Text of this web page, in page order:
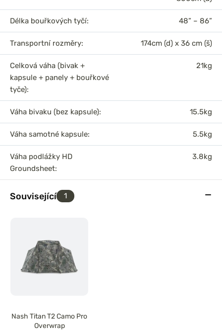
Délka bouřkových tyčí: 48” – 86”
Transportní rozměry: 174cm (d) x 36 cm (š)
Celková váha (bivak +
kapsule + panely + bouřkové
tyče):
21kg
Váha bivaku (bez kapsule): 15.5kg
Váha samotné kapsule: 5.5kg
Váha podlážky HD
Groundsheet:
3.8kg
Související 1
Nash Titan T2 Camo Pro
Overwrap